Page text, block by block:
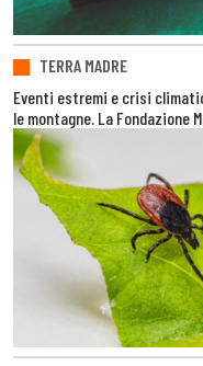
TERRA MADRE
Eventi estremi e crisi
le montagne. La Fondazione